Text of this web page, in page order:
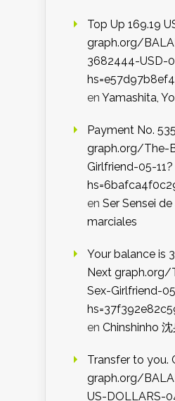
Top Up 169.19
graph.org/
3682444-USD-
en Yamashita,
Payment No.
graph.org/The-
Girlfriend-05-11?
en Ser Sensei
marciales
Your balance is
Next
Sex-Girlfriend-
en Chinshinho
Transfer to you.
graph.org/
US-DOLLARS-